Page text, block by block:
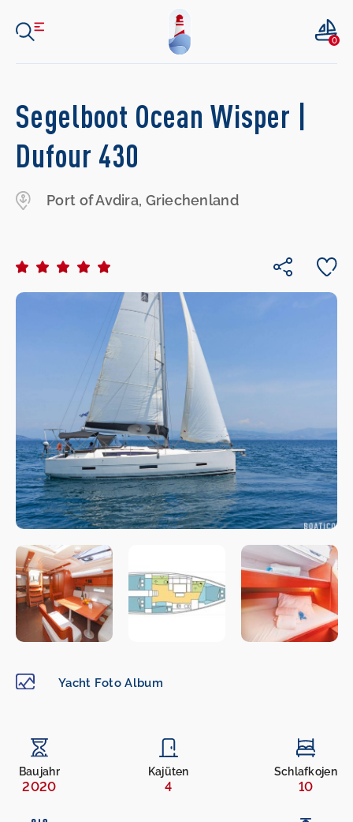
0
Segelboot Ocean Wisper |
Dufour 430
Port of Avdira, Griechenland
Yacht Foto Album
Baujahr
2020
Kajüten
4
Schlafkojen
10